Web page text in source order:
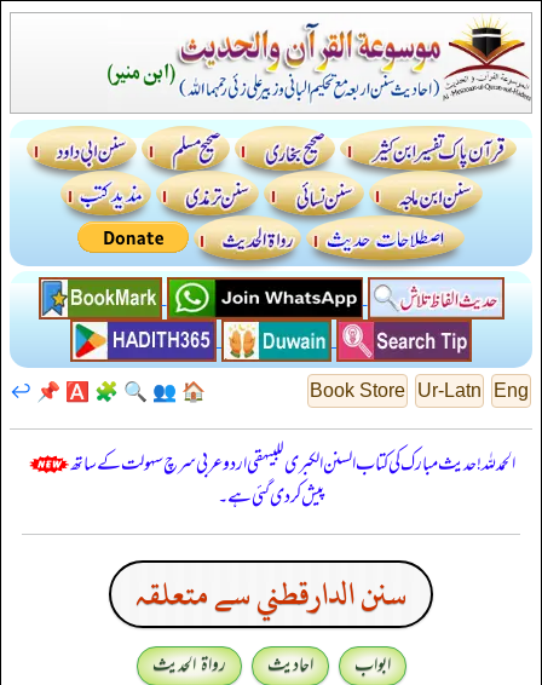
Eng
Ur-Latn
Book Store
🏠
👥
🔍
🧩
🅰️
📌
↩️
الحمدللہ! حدیث مبارک کی کتاب السنن الكبرى للبيهقي اردو عربی سرچ سہولت کے ساتھ
پیش کر دی گئی ہے۔
سنن الدارقطني سے متعلقہ
ابواب احادیث
رواۃ الحدیث